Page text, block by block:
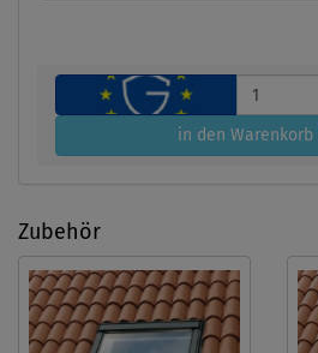
in den Warenkorb
Zubehör